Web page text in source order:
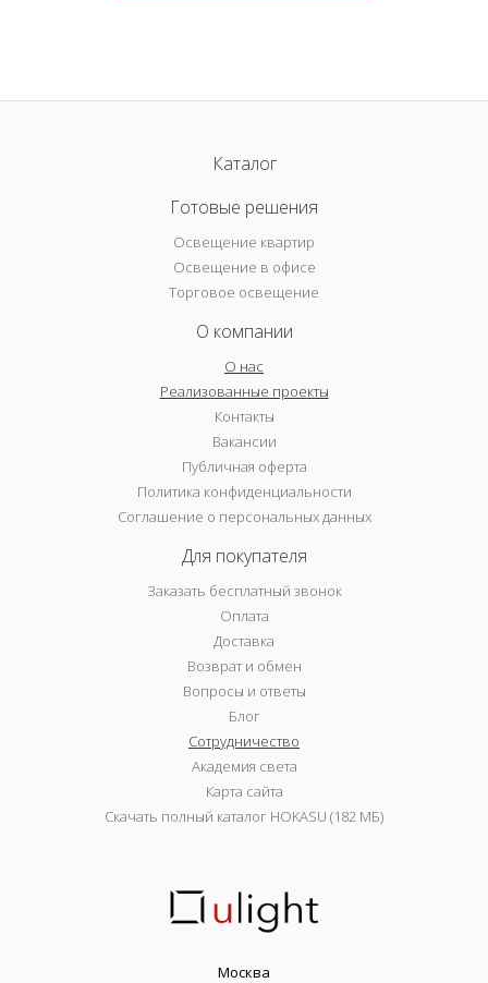
Каталог
Готовые решения
Освещение квартир
Освещение в офисе
Торговое освещение
О компании
О нас
Реализованные проекты
Контакты
Вакансии
Публичная оферта
Политика конфиденциальности
Соглашение о персональных данных
Для покупателя
Заказать бесплатный звонок
Оплата
Доставка
Возврат и обмен
Вопросы и ответы
Блог
Сотрудничество
Академия света
Карта сайта
Скачать полный каталог HOKASU (182 МБ)
Москва